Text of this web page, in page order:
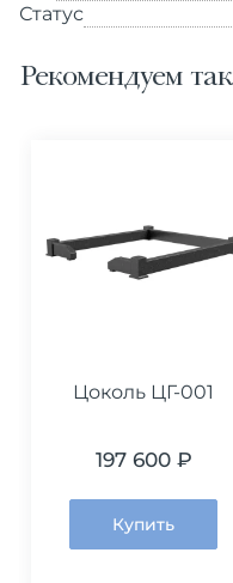
Статус
Рекомендуем
Цоколь ЦГ-001
197 600 ₽
Купить